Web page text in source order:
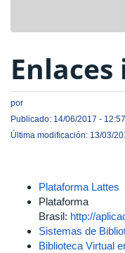
por
Publicado: 14/06/2017 - 12:57
Última modificación: 13/03/
Plataforma Lattes
Plataforma
Brasil: http://
Sistemas de
Biblioteca Virtual